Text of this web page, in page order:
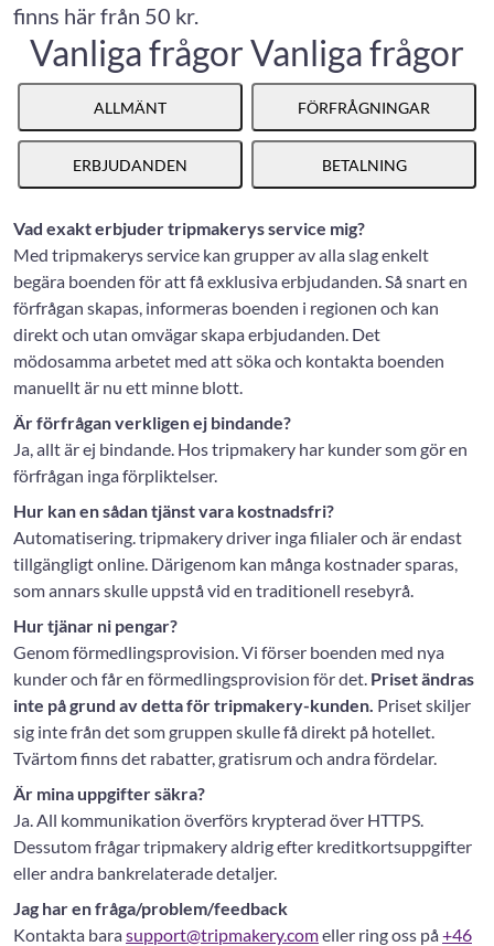
finns här från 50 kr.
Vanliga frågorVanliga frågor
ALLMÄNT FÖRFRÅGNINGAR
ERBJUDANDEN BETALNING
Vad exakt erbjuder tripmakerys service mig?
Med tripmakerys service kan grupper av alla slag enkelt
begära boenden för att få exklusiva erbjudanden. Så snart en
förfrågan skapas, informeras boenden i regionen och kan
direkt och utan omvägar skapa erbjudanden. Det
mödosamma arbetet med att söka och kontakta boenden
manuellt är nu ett minne blott.
Är förfrågan verkligen ej bindande?
Ja, allt är ej bindande. Hos tripmakery har kunder som gör en
förfrågan inga förpliktelser.
Hur kan en sådan tjänst vara kostnadsfri?
Automatisering. tripmakery driver inga filialer och är endast
tillgängligt online. Därigenom kan många kostnader sparas,
som annars skulle uppstå vid en traditionell resebyrå.
Hur tjänar ni pengar?
Genom förmedlingsprovision. Vi förser boenden med nya
kunder och får en förmedlingsprovision för det. Priset ändras
inte på grund av detta för tripmakery-kunden. Priset skiljer
sig inte från det som gruppen skulle få direkt på hotellet.
Tvärtom finns det rabatter, gratisrum och andra fördelar.
Är mina uppgifter säkra?
Ja. All kommunikation överförs krypterad över HTTPS.
Dessutom frågar tripmakery aldrig efter kreditkortsuppgifter
eller andra bankrelaterade detaljer.
Jag har en fråga/problem/feedback
Kontakta barasupport@tripmakery.comeller ring oss på+46